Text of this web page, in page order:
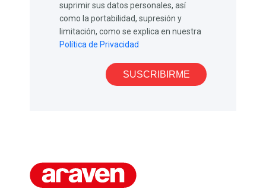
suprimir sus datos personales, así
como la portabilidad, supresión y
limitación, como se explica en nuestra
Política de Privacidad
SUSCRIBIRME